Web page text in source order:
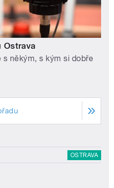
Ostrava
s někým, s kým si dobře
OSTRAVA